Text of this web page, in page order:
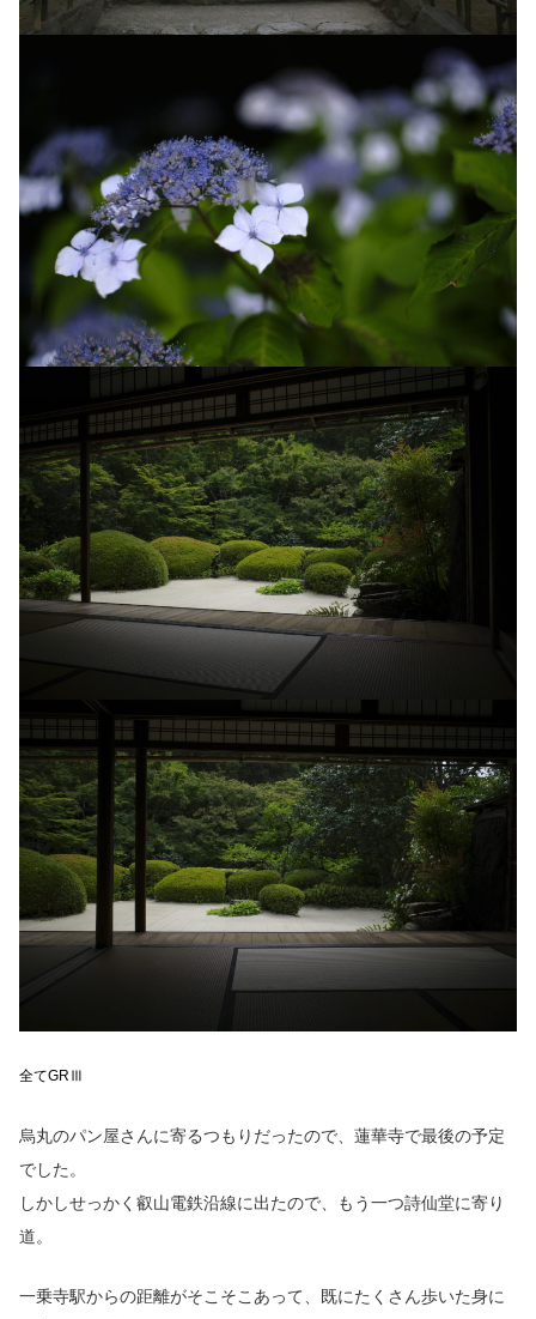
全てGRⅢ
烏丸のパン屋さんに寄るつもりだったので、蓮華寺で最後の予定
でした。
しかしせっかく叡山電鉄沿線に出たので、もう一つ詩仙堂に寄り
道。
一乗寺駅からの距離がそこそこあって、既にたくさん歩いた身に